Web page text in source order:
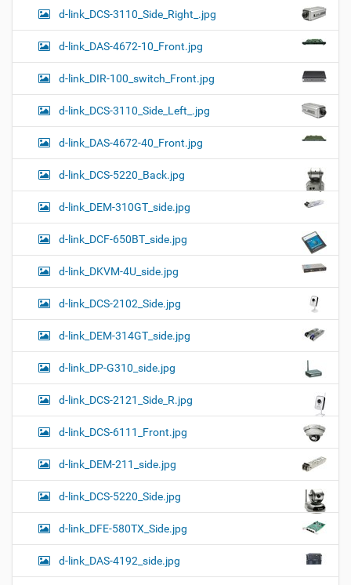
d-link_DCS-3110_Side_Right_.jpg
d-link_DAS-4672-10_Front.jpg
d-link_DIR-100_switch_Front.jpg
d-link_DCS-3110_Side_Left_.jpg
d-link_DAS-4672-40_Front.jpg
d-link_DCS-5220_Back.jpg
d-link_DEM-310GT_side.jpg
d-link_DCF-650BT_side.jpg
d-link_DKVM-4U_side.jpg
d-link_DCS-2102_Side.jpg
d-link_DEM-314GT_side.jpg
d-link_DP-G310_side.jpg
d-link_DCS-2121_Side_R.jpg
d-link_DCS-6111_Front.jpg
d-link_DEM-211_side.jpg
d-link_DCS-5220_Side.jpg
d-link_DFE-580TX_Side.jpg
d-link_DAS-4192_side.jpg